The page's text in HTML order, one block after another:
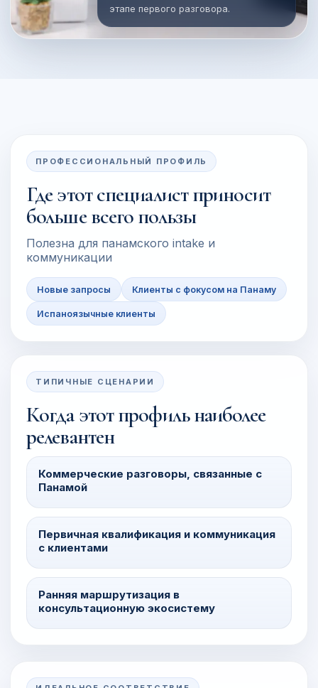
этапе первого разговора.
ПРОФЕССИОНАЛЬНЫЙ ПРОФИЛЬ
Где этот специалист приносит
больше всего пользы
Полезна для панамского intake и
коммуникации
Новые запросы Клиенты с фокусом на Панаму
Испаноязычные клиенты
ТИПИЧНЫЕ СЦЕНАРИИ
Когда этот профиль наиболее
релевантен
Коммерческие разговоры, связанные с
Панамой
Первичная квалификация и коммуникация
с клиентами
Ранняя маршрутизация в
консультационную экосистему